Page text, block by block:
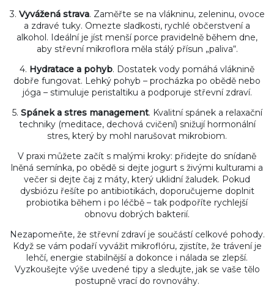
3. Vyvážená strava. Zaměřte se na vlákninu, zeleninu, ovoce
a zdravé tuky. Omezte sladkosti, rychlé občerstvení a
alkohol. Ideální je jíst menší porce pravidelně během dne,
aby střevní mikroflora měla stálý přísun „paliva“.
4. Hydratace a pohyb. Dostatek vody pomáhá vláknině
dobře fungovat. Lehký pohyb – procházka po obědě nebo
jóga – stimuluje peristaltiku a podporuje střevní zdraví.
5. Spánek a stres management. Kvalitní spánek a relaxační
techniky (meditace, dechová cvičení) snižují hormonální
stres, který by mohl narušovat mikrobiom.
V praxi můžete začít s malými kroky: přidejte do snídaně
lněná semínka, po obědě si dejte jogurt s živými kulturami a
večer si dejte čaj z máty, který uklidní žaludek. Pokud
dysbiózu řešíte po antibiotikách, doporučujeme doplnit
probiotika během i po léčbě – tak podpoříte rychlejší
obnovu dobrých bakterií.
Nezapomeňte, že střevní zdraví je součástí celkové pohody.
Když se vám podaří vyvážit mikroflóru, zjistíte, že trávení je
lehčí, energie stabilnější a dokonce i nálada se zlepší.
Vyzkoušejte výše uvedené tipy a sledujte, jak se vaše tělo
postupně vrací do rovnováhy.